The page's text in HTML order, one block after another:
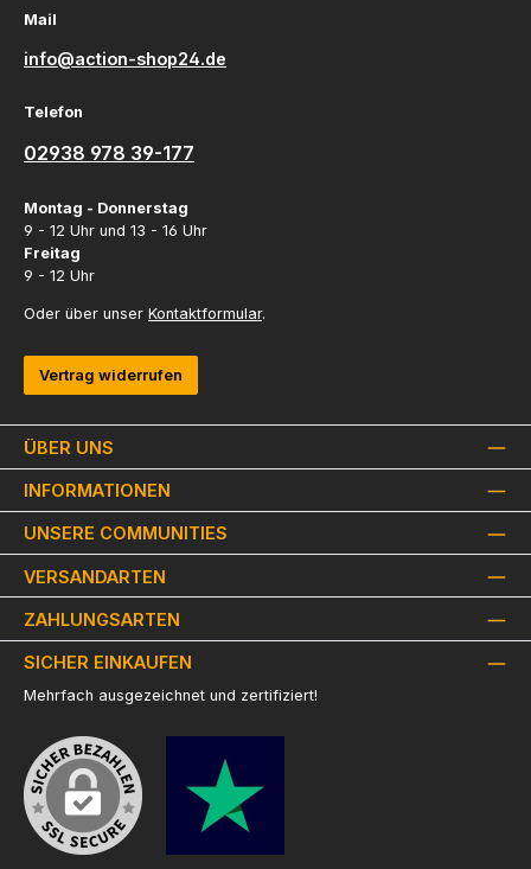
ÜBER UNS
INFORMATIONEN
Mail
info@action-shop24.de
Telefon
02938 978 39-177
Montag - Donnerstag
9 - 12 Uhr und 13 - 16 Uhr
Freitag
9 - 12 Uhr
Oder über unser Kontaktformular.
Vertrag widerrufen
UNSERE COMMUNITIES
VERSANDARTEN
ZAHLUNGSARTEN
SICHER EINKAUFEN
Mehrfach ausgezeichnet und zertifiziert!